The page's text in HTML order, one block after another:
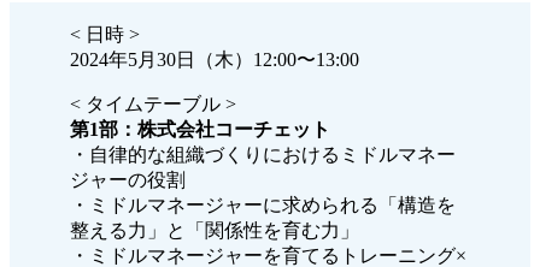
< 日時 >
2024年5月30日（木）12:00〜13:00
< タイムテーブル >
第1部：株式会社コーチェット
・自律的な組織づくりにおけるミドルマネー
ジャーの役割
・ミドルマネージャーに求められる「構造を
整える力」と「関係性を育む力」
・ミドルマネージャーを育てるトレーニング×